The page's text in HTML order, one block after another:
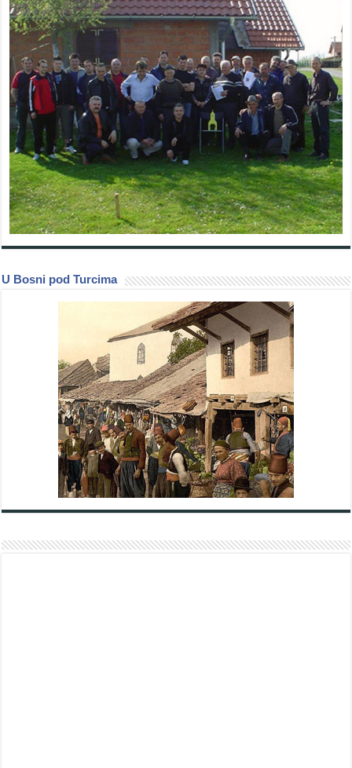
U Bosni pod Turcima